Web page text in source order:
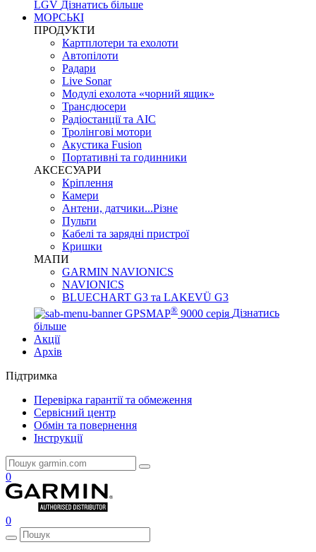
LGV Дізнатись більше
МОРСЬКІ
ПРОДУКТИ
Картплотери та ехолоти
Автопілоти
Радари
Live Sonar
Модулі ехолота «чорний ящик»
Трансдюсери
Радіостанції та АІС
Тролінгові мотори
Акустика Fusion
Портативні та годинники
АКСЕСУАРИ
Кріплення
Камери
Антени, датчики...Різне
Пульти
Кабелі та зарядні пристрої
Кришки
МАПИ
GARMIN NAVIONICS
NAVIONICS
BLUECHART G3 та LAKEVÜ G3
GPSMAP® 9000 серія Дізнатись
більше
Акції
Архів
Підтримка
Перевірка гарантії та обмеження
Сервісний центр
Обмін та повернення
Інструкції
0
0